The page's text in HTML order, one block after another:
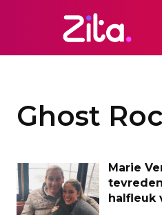
Ghost
Marie
halfleuk